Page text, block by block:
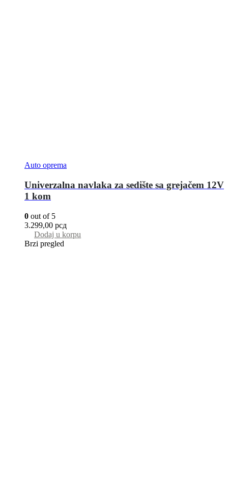
Auto oprema
Univerzalna navlaka za sedište sa grejačem 12V
1 kom
0 out of 5
3.299,00 рсд
Dodaj u korpu
Brzi pregled